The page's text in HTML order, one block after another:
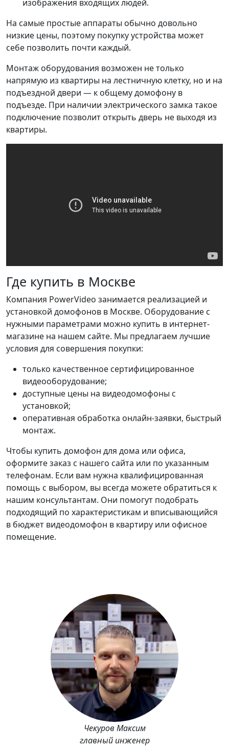
изображения входящих людей.
На самые простые аппараты обычно довольно
низкие цены, поэтому покупку устройства может
себе позволить почти каждый.
Монтаж оборудования возможен не только
напрямую из квартиры на лестничную клетку, но и на
подъездной двери — к общему домофону в
подъезде. При наличии электрического замка такое
подключение позволит открыть дверь не выходя из
квартиры.
Где купить в Москве
Компания PowerVideo занимается реализацией и
установкой домофонов в Москве. Оборудование с
нужными параметрами можно купить в интернет-
магазине на нашем сайте. Мы предлагаем лучшие
условия для совершения покупки:
только качественное сертифицированное
видеооборудование;
доступные цены на видеодомофоны с
установкой;
оперативная обработка онлайн-заявки, быстрый
монтаж.
Чтобы купить домофон для дома или офиса,
оформите заказ с нашего сайта или по указанным
телефонам. Если вам нужна квалифицированная
помощь с выбором, вы всегда можете обратиться к
нашим консультантам. Они помогут подобрать
подходящий по характеристикам и вписывающийся
в бюджет видеодомофон в квартиру или офисное
помещение.
Чекуров Максим
главный инженер